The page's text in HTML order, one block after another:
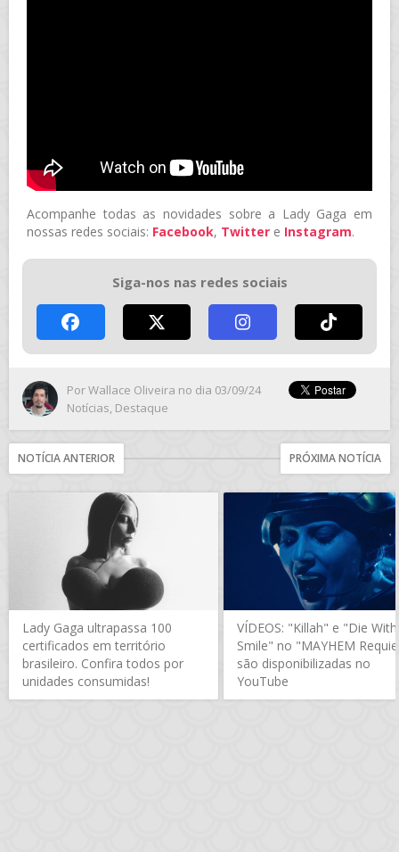
Acompanhe todas as novidades sobre a Lady Gaga em
nossas redes sociais: Facebook, Twitter e Instagram.
Siga-nos nas redes sociais
PorWallace Oliveira no dia 03/09/24
Notícias Destaque
NOTÍCIA ANTERIOR PRÓXIMA NOTÍCIA
Lady Gaga ultrapassa 100
certificados em território
brasileiro. Confira todos por
unidades consumidas!
VÍDEOS: "Killah" e "Die
Smile" no "MAYHEM
são disponibilizadas no
YouTube